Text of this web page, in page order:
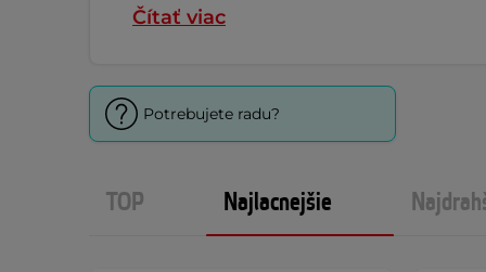
Čítať viac
Potrebujete radu?
TOP Najlacnejšie